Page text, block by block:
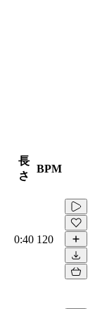
長
さ
BPM
0:40 120